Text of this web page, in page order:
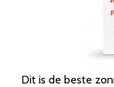
Dit is de beste